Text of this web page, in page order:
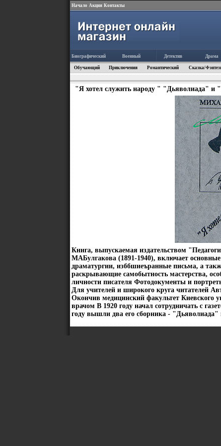
Начало Акция Контакты
Биографический Военный Детектив Драма
Обучающий Приключения Романтический Сказка/
"Я хотел служить народу " "Дьяволиада" и
Книга, выпускаемая издательством
МАБулгакова (1891-1940), включает
драматургии, изббшиеъранные письма, а
раскрывающие самобытность мастерства,
личности писателя Фотодокументы и
Для учителей и широкого круга читателей
Окончив медицинский факультет Киевского
врачом В 1920 году начал сотрудничать с
году вышли два его сборника -